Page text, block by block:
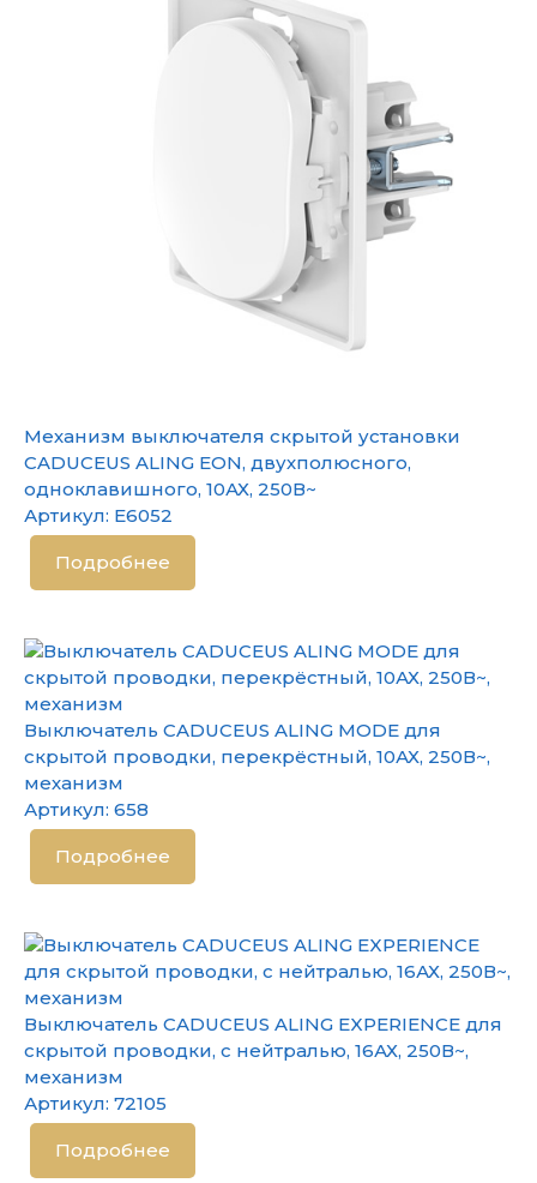
Механизм выключателя скрытой установки
CADUCEUS ALING EON, двухполюсного,
одноклавишного, 10АХ, 250В~
Артикул: E6052
Подробнее
Выключатель CADUCEUS ALING MODE для
скрытой проводки, перекрёстный, 10АХ, 250В~,
механизм
Артикул: 658
Подробнее
Выключатель CADUCEUS ALING EXPERIENCE для
скрытой проводки, с нейтралью, 16АХ, 250В~,
механизм
Артикул: 72105
Подробнее